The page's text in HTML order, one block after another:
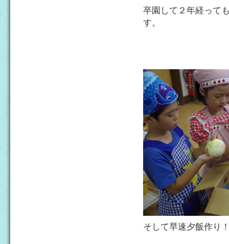
卒園して２年経って
す。
そして早速夕飯作り